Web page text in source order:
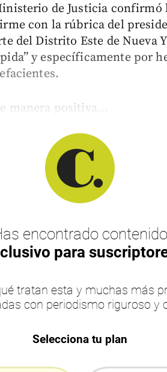
de Justicia
con la rúbrica del
del Distrito Este de Nueva
y específicamente por
manera positiva...
encontrado contenido
para
tratan esta y muchas más
con periodismo riguroso y
Selecciona tu plan